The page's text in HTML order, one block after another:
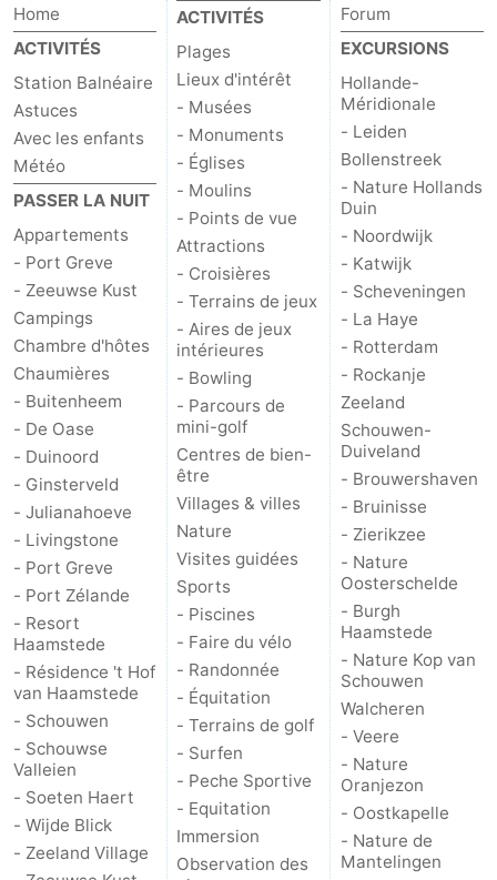
Home
ACTIVITÉS
Station Balnéaire
Astuces
Avec les enfants
Météo
PASSER LA NUIT
Appartements
- Port Greve
- Zeeuwse Kust
Campings
Chambre d'hôtes
Chaumières
- Buitenheem
- De Oase
- Duinoord
- Ginsterveld
- Julianahoeve
- Livingstone
- Port Greve
- Port Zélande
- Resort
Haamstede
- Résidence 't Hof
van Haamstede
- Schouwen
- Schouwse
Valleien
- Soeten Haert
- Wijde Blick
- Zeeland Village
ACTIVITÉS
Plages
Lieux d'intérêt
- Musées
- Monuments
- Églises
- Moulins
- Points de vue
Attractions
- Croisières
- Terrains de jeux
- Aires de jeux
intérieures
- Bowling
- Parcours de
mini-golf
Centres de bien-
être
Villages & villes
Nature
Visites guidées
Sports
- Piscines
- Faire du vélo
- Randonnée
- Équitation
- Terrains de golf
- Surfen
- Peche Sportive
- Equitation
Immersion
Observation des
Forum
EXCURSIONS
Hollande-
Méridionale
- Leiden
Bollenstreek
- Nature Hollands
Duin
- Noordwijk
- Katwijk
- Scheveningen
- La Haye
- Rotterdam
- Rockanje
Zeeland
Schouwen-
Duiveland
- Brouwershaven
- Bruinisse
- Zierikzee
- Nature
Oosterschelde
- Burgh
Haamstede
- Nature Kop van
Schouwen
Walcheren
- Veere
- Nature
Oranjezon
- Oostkapelle
- Nature de
Mantelingen